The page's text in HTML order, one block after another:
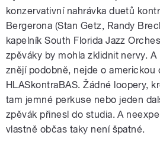
konzervativní nahrávka duetů
Bergerona (Stan Getz, Randy
kapelník South Florida Jazz
zpěváky by mohla zklidnit nervy.
znějí podobně, nejde o americkou
HLASkontraBAS. Žádné loopery,
tam jemné perkuse nebo jeden
zpěvák přinesl do studia. A
vlastně občas taky není špatné.